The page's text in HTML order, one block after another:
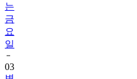
는
금
요
일
03